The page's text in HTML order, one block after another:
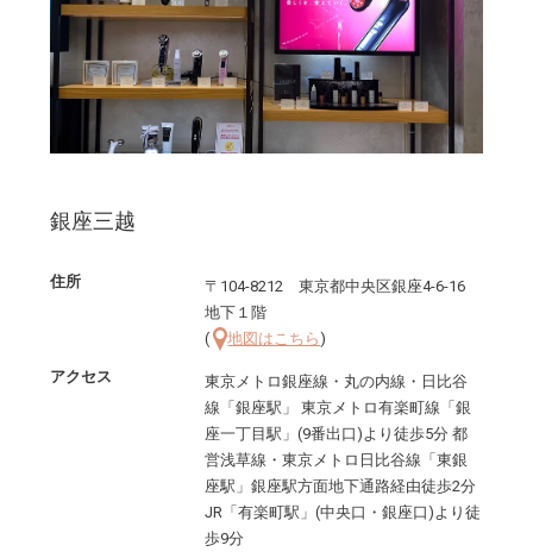
銀座三越
住所
〒104-8212 東京都中央区銀座4-6-16
地下１階
(
地図はこちら)
アクセス
東京メトロ銀座線・丸の内線・日比谷
線「銀座駅」 東京メトロ有楽町線「銀
座一丁目駅」(9番出口)より徒歩5分 都
営浅草線・東京メトロ日比谷線「東銀
座駅」銀座駅方面地下通路経由徒歩2分
JR「有楽町駅」(中央口・銀座口)より徒
歩9分